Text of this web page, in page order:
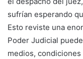
sufrían esperando
Esto reviste una
Poder Judicial
medios,